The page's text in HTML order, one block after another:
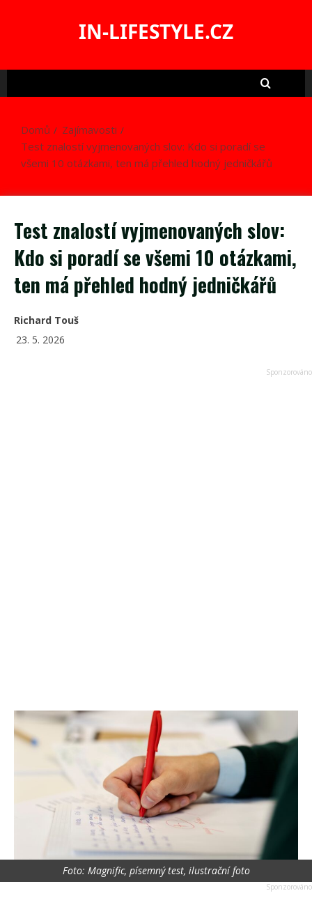
IN-LIFESTYLE.CZ
Domů
Zajímavosti
Test znalostí vyjmenovaných slov: Kdo si poradí se
všemi 10 otázkami, ten má přehled hodný jedničkářů
Test znalostí vyjmenovaných slov:
Kdo si poradí se všemi 10 otázkami,
ten má přehled hodný jedničkářů
Richard Touš
23. 5. 2026
Foto: Magnific, písemný test, ilustrační foto